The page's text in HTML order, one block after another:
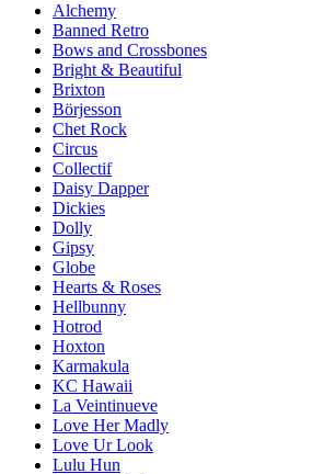
Alchemy
Banned Retro
Bows and Crossbones
Bright & Beautiful
Brixton
Börjesson
Chet Rock
Circus
Collectif
Daisy Dapper
Dickies
Dolly
Gipsy
Globe
Hearts & Roses
Hellbunny
Hotrod
Hoxton
Karmakula
KC Hawaii
La Veintinueve
Love Her Madly
Love Ur Look
Lulu Hun